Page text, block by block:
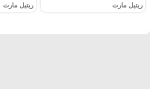
ريتيل مارت ريتيل مارت